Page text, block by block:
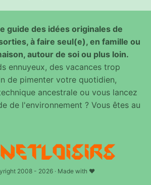
guide des idées originales de
à faire seul(e), en famille ou
autour de soi ou plus loin.
ennuyeux, des vacances trop
de pimenter votre quotidien,
ancestrale ou vous lancez
de l'environnement ? Vous êtes au
2008 - 2026 · Made with ♥